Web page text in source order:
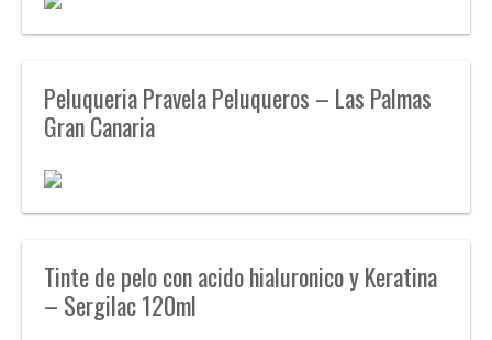
Peluqueria Pravela Peluqueros – Las Palmas
Gran Canaria
Tinte de pelo con acido hialuronico y Keratina
– Sergilac 120ml